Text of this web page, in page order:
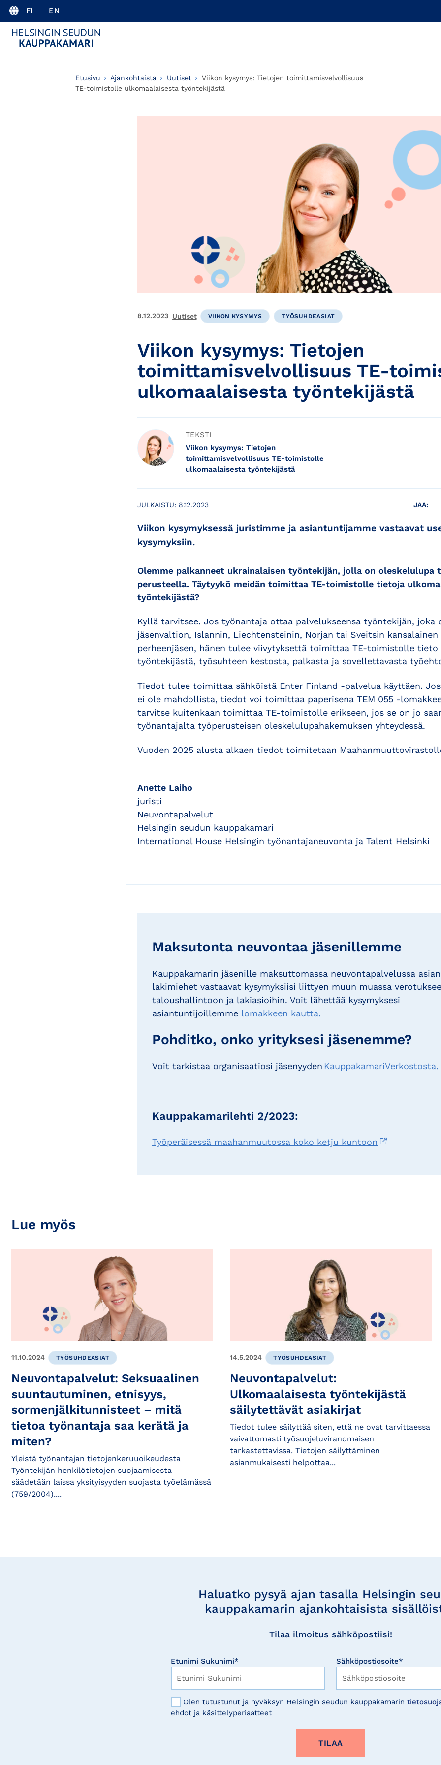
FI EN
Etusivu Ajankohtaista Uutiset
Viikon kysymys: Tietojen toimittamisvelvollisuus
TE-toimistolle ulkomaalaisesta työntekijästä
8.12.2023 Uutiset VIIKON KYSYMYS TYÖSUHDEASIAT
Viikon kysymys: Tietojen
toimittamisvelvollisuus TE-
ulkomaalaisesta työntekijästä
TEKSTI
Viikon kysymys: Tietojen
toimittamisvelvollisuus TE-toimistolle
ulkomaalaisesta työntekijästä
JULKAISTU: 8.12.2023 JAA:
Viikon kysymyksessä juristimme ja asiantuntijamme vastaavat
kysymyksiin.
Olemme palkanneet ukrainalaisen työntekijän, jolla on oleskelulupa
perusteella. Täytyykö meidän toimittaa TE-toimistolle tietoja
työntekijästä?
Kyllä tarvitsee. Jos työnantaja ottaa palvelukseensa työntekijän, joka
jäsenvaltion, Islannin, Liechtensteinin, Norjan tai Sveitsin
perheenjäsen, hänen tulee viivytyksettä toimittaa TE-toimistolle tieto
työntekijästä, työsuhteen kestosta, palkasta ja sovellettavasta
Tiedot tulee toimittaa sähköistä Enter Finland -palvelua käyttäen.
ei ole mahdollista, tiedot voi toimittaa paperisena TEM 055 -
tarvitse kuitenkaan toimittaa TE-toimistolle erikseen, jos se on jo
työnantajalta työperusteisen oleskelulupahakemuksen yhteydessä.
Vuoden 2025 alusta alkaen tiedot toimitetaan
Anette Laiho
juristi
Neuvontapalvelut
Helsingin seudun kauppakamari
International House Helsingin työnantajaneuvonta ja Talent Helsinki
Maksutonta neuvontaa jäsenillemme
Kauppakamarin jäsenille maksuttomassa neuvontapalvelussa
lakimiehet vastaavat kysymyksiisi liittyen muun muassa
taloushallintoon ja lakiasioihin. Voit lähettää kysymyksesi
asiantuntijoillemme lomakkeen kautta.
Pohditko, onko yrityksesi jäsenemme?
Voit tarkistaa organisaatiosi jäsenyyden KauppakamariVerkostosta.
Kauppakamarilehti 2/2023:
Työperäisessä maahanmuutossa koko ketju kuntoon
Lue myös
11.10.2024 TYÖSUHDEASIAT
Neuvontapalvelut: Seksuaalinen
suuntautuminen, etnisyys,
sormenjälkitunnisteet – mitä
tietoa työnantaja saa kerätä ja
miten?
Yleistä työnantajan tietojenkeruuoikeudesta
Työntekijän henkilötietojen suojaamisesta
säädetään laissa yksityisyyden suojasta työelämässä
(759/2004)....
14.5.2024 TYÖSUHDEASIAT
Neuvontapalvelut:
Ulkomaalaisesta työntekijästä
säilytettävät asiakirjat
Tiedot tulee säilyttää siten, että ne ovat tarvittaessa
vaivattomasti työsuojeluviranomaisen
tarkastettavissa. Tietojen säilyttäminen
asianmukaisesti helpottaa...
Haluatko pysyä ajan tasalla Helsingin
kauppakamarin ajankohtaisista
Tilaa ilmoitus sähköpostiisi!
Etunimi Sukunimi* Sähköpostiosoite*
Olen tutustunut ja hyväksyn Helsingin seudun kauppakamarin
ehdot ja käsittelyperiaatteet